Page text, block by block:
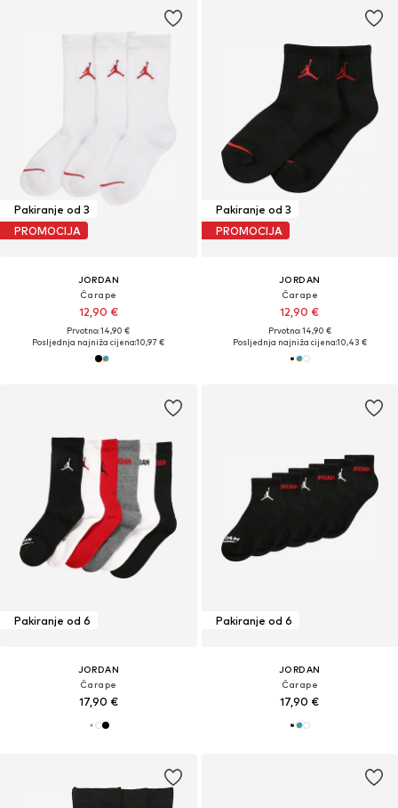
Pakiranje od 3
PROMOCIJA
JORDAN
Čarape
12,90 €
Prvotno: 14,90 €
Posljednja najniža cijena:10,97 €
Pakiranje od 3
PROMOCIJA
JORDAN
Čarape
12,90 €
Prvotno: 14,90 €
Posljednja najniža cijena:10,43 €
Pakiranje od 6
JORDAN
Čarape
17,90 €
Pakiranje od 6
JORDAN
Čarape
17,90 €